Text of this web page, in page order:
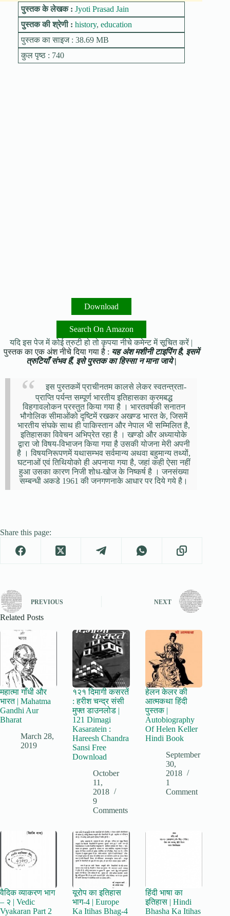
पुस्तक के लेखक : Jyoti Prasad Jain
पुस्तक की श्रेणी : history, education
पुस्तक का साइज : 38.69 MB
कुल पृष्ठ : 740
Download
Search On Amazon
यदि इस पेज में कोई त्रुटी हो तो कृपया नीचे कमेन्ट में सूचित करें |
पुस्तक का एक अंश नीचे दिया गया है : यह अंश मशीनी टाइपिंग है, इसमें
त्रुटियाँ संभव हैं, इसे पुस्तक का हिस्सा न माना जाये |
इस पुस्तकमें प्राचीनतम कालसे लेकर स्वतन्त्रता-
प्राप्ति पर्यन्त सम्पूर्ण भारतीय इतिहासका क्रमबद्ध
विहगावलोकन प्रस्तुत किया गया है । भारतवर्षकी सनातन
भौगोलिक सीमाओंको दृष्टिमें रखकर अखण्ड भारत के, जिसमें
भारतीय संघके साथ ही पाकिस्तान और नेपाल भी सम्मिलित है,
इतिहासका विवेचन अभिप्रेत रहा है । खण्डो और अध्यायोके
द्वारा जो विषय-विभाजन किया गया है उसकी योजना मेरी अपनी
है । विषयनिरूपणमें यथासम्भव सर्वमान्य अथवा बहुमान्य तथ्यों,
घटनाओं एवं तिथियोको ही अपनाया गया है, जहां कही ऐसा नहीं
हुआ उसका कारण निजी शोध-खोज के निष्कर्ष है । जनसंख्या
सम्बन्धी अकडे 1961 की जनगणनाके आधार पर दिये गये है।
Share this page:
PREVIOUS NEXT
Related Posts
महात्मा गाँधी और
भारत | Mahatma
Gandhi Aur
Bharat
March 28,
2019
१२१ दिमागी कसरतें
: हरीश चन्द्र संसी
मुफ्त डाउनलोड |
121 Dimagi
Kasaratein :
Hareesh Chandra
Sansi Free
Download
October
11,
2018
9
Comments
हेलन केलर की
आत्मकथा हिंदी
पुस्तक |
Autobiography
Of Helen Keller
Hindi Book
September
30,
2018
1
Comment
वैदिक व्याकरण भाग
– २ | Vedic
Vyakaran Part 2
यूरोप का इतिहास
भाग-4 | Europe
Ka Itihas Bhag-4
हिंदी भाषा का
इतिहास | Hindi
Bhasha Ka Itihas